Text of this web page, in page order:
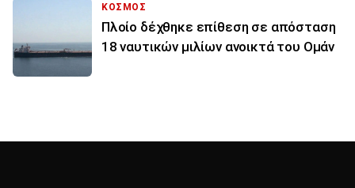
ΚΟΣΜΟΣ
Πλοίο δέχθηκε επίθεση σε απόσταση
18 ναυτικών μιλίων ανοικτά του Ομάν